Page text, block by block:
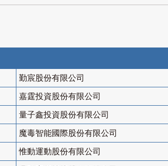
勤宸股份有限公司
嘉霆投資股份有限公司
量子鑫投資股份有限公司
魔毒智能國際股份有限公司
惟動運動股份有限公司